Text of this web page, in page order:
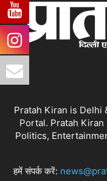
Pratah Kiran is Delhi
Portal. Pratah
Politics,
हमें संपर्क करें: